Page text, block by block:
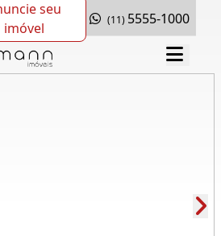
seu
imóvel
(11) 5555-1000